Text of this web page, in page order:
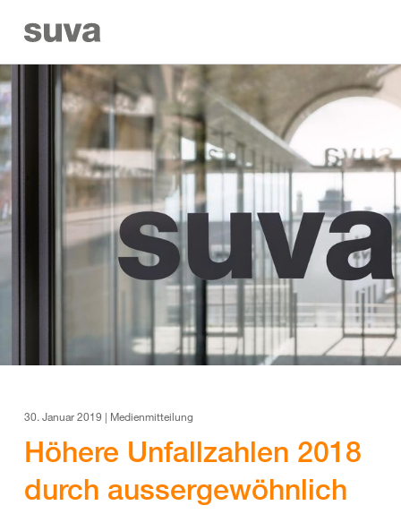
30. Januar 2019 | Medienmitteilung
Höhere Unfallzahlen 2018
durch aussergewöhnlich